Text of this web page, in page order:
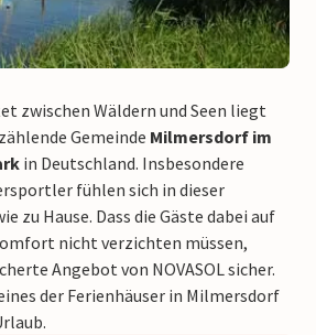
zwischen Wäldern und Seen liegt
Gemeinde Milmersdorf im
in Deutschland. Insbesondere
fühlen sich in dieser
zu Hause. Dass die Gäste dabei auf
nicht verzichten müssen,
Angebot von NOVASOL sicher.
der Ferienhäuser in Milmersdorf